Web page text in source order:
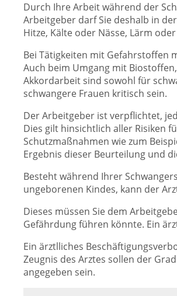
Durch Ihre Arbeit während der
Arbeitgeber darf Sie deshalb in
Hitze, Kälte oder Nässe, Lärm
Bei Tätigkeiten mit Gefahrstoffen
Auch beim Umgang mit
Akkordarbeit sind sowohl für
schwangere Frauen kritisch sein.
Der Arbeitgeber ist verpflichtet,
Dies gilt hinsichtlich aller Risiken
Schutzmaßnahmen wie zum
Ergebnis dieser Beurteilung und
Besteht während Ihrer
ungeborenen Kindes, kann der
Dieses müssen Sie dem
Gefährdung führen könnte. Ein
Ein ärztlliches
Zeugnis des Arztes sollen der
angegeben sein.